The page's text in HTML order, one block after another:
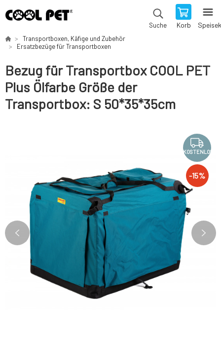
Suche Korb
Transportboxen, Käfige und Zubehör
Ersatzbezüge für Transportboxen
Bezug für Transportbox COOL PET
Plus Ölfarbe Größe der
Transportbox: S 50*35*35cm
KOSTENLOS
-15%